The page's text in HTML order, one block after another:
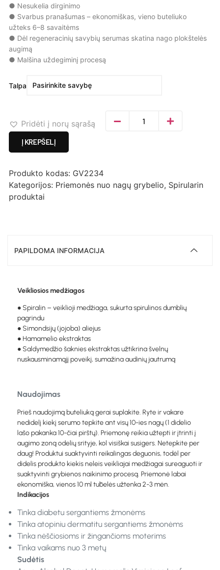
● Nesukelia dirginimo
● Svarbus pranašumas – ekonomiškas, vieno buteliuko
užteks 6–8 savaitėms
● Dėl regeneracinių savybių serumas skatina nago plokštelės
augimą
● Malšina uždegiminį procesą
Talpa
Į KREPŠELĮ
Pridėti į norų sąrašą
Produkto kodas: GV2234
Kategorijos: Priemonės nuo nagų grybelio, Spirularin
produktai
PAPILDOMA INFORMACIJA
Veikliosios medžiagos
● Spiralin – veiklioji medžiaga, sukurta spirulinos dumblių
pagrindu
● Simondsijų (jojoba) aliejus
● Hamamelio ekstraktas
● Saldymedžio šaknies ekstraktas užtikrina švelnų
nuskausminamąjį poveikį, sumažina audinių jautrumą
Naudojimas
Prieš naudojimą buteliuką gerai suplakite. Ryte ir vakare
nedidelį kiekį serumo tepkite ant visų 10-ies nagų (1 didelio
lašo pakanka 10-čiai pirštų). Priemonę reikia užtepti ir įtrinti į
augimo zoną odelių srityje, kol visiškai susigers. Netepkite per
daug! Produktui suaktyvinti reikalingas deguonis, todėl per
didelis produkto kiekis neleis veikliajai medžiagai sureaguoti ir
suaktyvinti grybienos naikinimo procesą. Priemonė labai
ekonomiška, vienos 10 ml tūbelės užtenka 2-3 mėn.
Indikacijos
Tinka diabetu sergantiems žmonėms
Tinka atopiniu dermatitu sergantiems žmonėms
Tinka nėščiosioms ir žingančioms moterims
Tinka vaikams nuo 3 metų
Sudėtis